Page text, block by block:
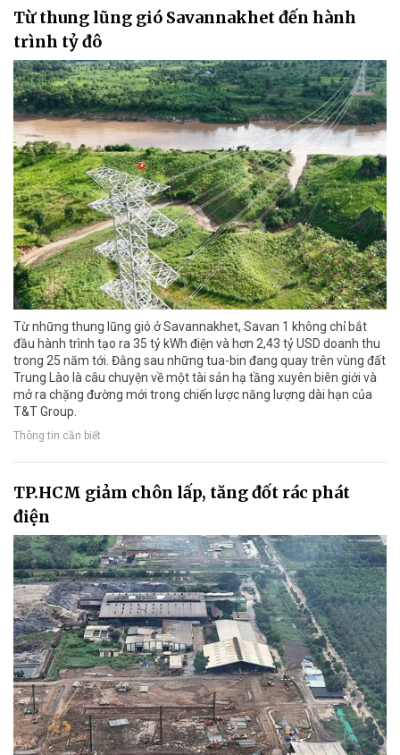
Từ thung lũng gió Savannakhet đến hành
trình tỷ đô
Từ những thung lũng gió ở Savannakhet, Savan 1 không chỉ bắt
đầu hành trình tạo ra 35 tỷ kWh điện và hơn 2,43 tỷ USD doanh thu
trong 25 năm tới. Đằng sau những tua-bin đang quay trên vùng đất
Trung Lào là câu chuyện về một tài sản hạ tầng xuyên biên giới và
mở ra chặng đường mới trong chiến lược năng lượng dài hạn của
T&T Group.
Thông tin cần biết
TP.HCM giảm chôn lấp, tăng đốt rác phát
điện